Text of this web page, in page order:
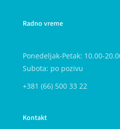
Radno vreme
Ponedeljak-Petak: 10.00-
Subota: po pozivu
+381 (66) 500 33 22
Kontakt